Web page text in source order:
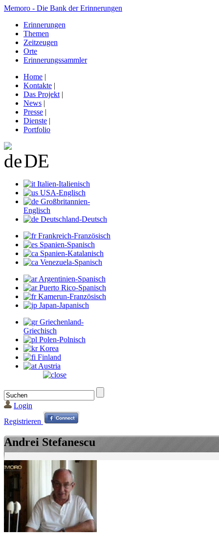
Memoro - Die Bank der Erinnerungen
Erinnerungen
Themen
Zeitzeugen
Orte
Erinnerungssammler
Home |
Kontakte |
Das Projekt |
News |
Presse |
Dienste |
Portfolio
DE
Italien-Italienisch
USA-Englisch
Großbritannien-
Englisch
Deutschland-Deutsch
Frankreich-Französisch
Spanien-Spanisch
Spanien-Katalanisch
Venezuela-Spanisch
Argentinien-Spanisch
Puerto Rico-Spanisch
Kamerun-Französisch
Japan-Japanisch
Griechenland-
Griechisch
Polen-Polnisch
Korea
Finland
Austria
Login
Registrieren
Andrei Stefanescu